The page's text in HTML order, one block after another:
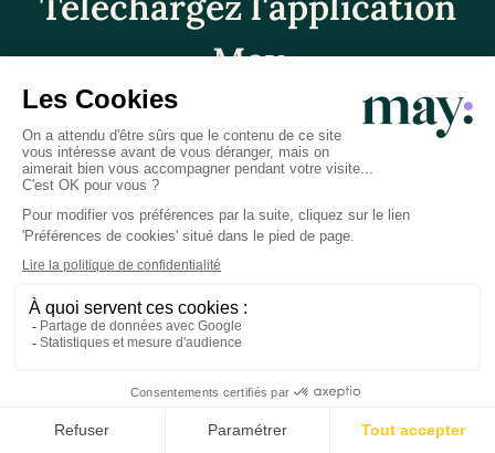
May
Note issue de nos avis clients sur les stores
L'application